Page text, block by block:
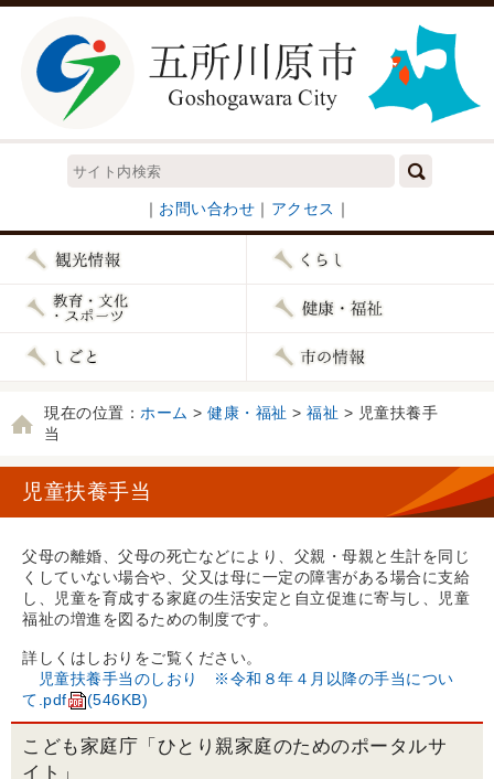
｜ お問い合わせ ｜ アクセス ｜
現在の位置： ホーム > 健康・福祉 > 福祉 > 児童扶養手
当
児童扶養手当
父母の離婚、父母の死亡などにより、父親・母親と生計を同じ
くしていない場合や、父又は母に一定の障害がある場合に支給
し、児童を育成する家庭の生活安定と自立促進に寄与し、児童
福祉の増進を図るための制度です。
詳しくはしおりをご覧ください。
児童扶養手当のしおり ※令和８年４月以降の手当につい
て.pdf
(546KB)
こども家庭庁「ひとり親家庭のためのポータルサ
イト」